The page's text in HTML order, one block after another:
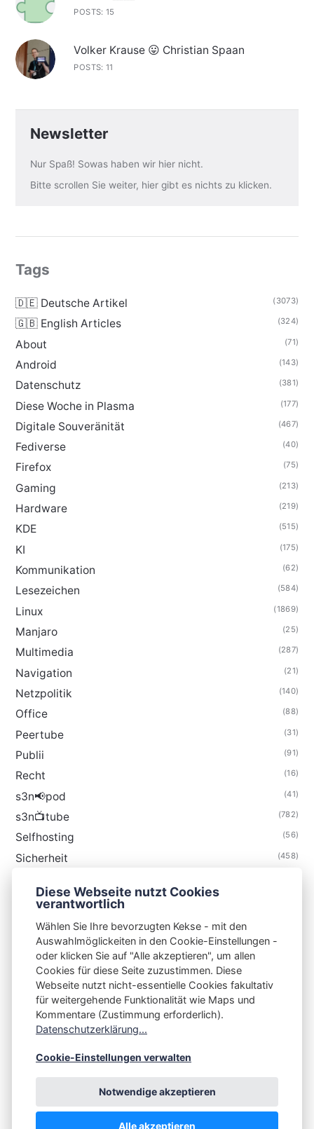
POSTS: 15
Volker Krause 😛 Christian Spaan
POSTS: 11
Newsletter
Nur Spaß! Sowas haben wir hier nicht.
Bitte scrollen Sie weiter, hier gibt es nichts zu klicken.
Tags
🇩🇪 Deutsche Artikel (3073)
🇬🇧 English Articles (324)
About (71)
Android (143)
Datenschutz (381)
Diese Woche in Plasma (177)
Digitale Souveränität (467)
Fediverse (40)
Firefox (75)
Gaming (213)
Hardware (219)
KDE (515)
KI (175)
Kommunikation (62)
Lesezeichen (584)
Linux (1869)
Manjaro (25)
Multimedia (287)
Navigation (21)
Netzpolitik (140)
Office (88)
Peertube (31)
Publii (91)
Recht (16)
s3n📢pod (41)
s3n📺tube (782)
Selfhosting (56)
Sicherheit (458)
Thunderbird
S3N🧩NET
Integrating Open-Source Blog Network (iOSBN)
Impressum
Kontakt
Diese Webseite nutzt Cookies
verantwortlich
Wählen Sie Ihre bevorzugten Kekse - mit den
Auswahlmöglickeiten in den Cookie-Einstellungen -
oder klicken Sie auf "Alle akzeptieren", um allen
Cookies für diese Seite zuzustimmen. Diese
Webseite nutzt nicht-essentielle Cookies fakultativ
für weitergehende Funktionalität wie Maps und
Kommentare (Zustimmung erforderlich).
Datenschutzerklärung...
Cookie-Einstellungen verwalten
Notwendige akzeptieren
Alle akzeptieren